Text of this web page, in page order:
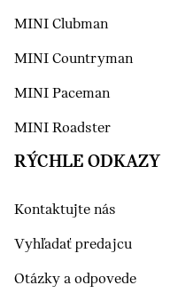
MINI Clubman
MINI Countryman
MINI Paceman
MINI Roadster
RÝCHLE ODKAZY
Kontaktujte nás
Vyhľadať predajcu
Otázky a odpovede